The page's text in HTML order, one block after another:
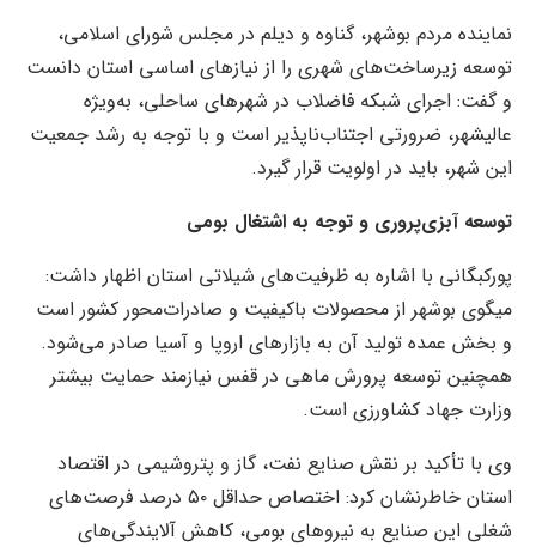
نماینده مردم بوشهر، گناوه و دیلم در مجلس شورای اسلامی،
توسعه زیرساخت‌های شهری را از نیازهای اساسی استان دانست
و گفت: اجرای شبکه فاضلاب در شهرهای ساحلی، به‌ویژه
عالیشهر، ضرورتی اجتناب‌ناپذیر است و با توجه به رشد جمعیت
این شهر، باید در اولویت قرار گیرد.
توسعه آبزی‌پروری و توجه به اشتغال بومی
پورکبگانی با اشاره به ظرفیت‌های شیلاتی استان اظهار داشت:
میگوی بوشهر از محصولات باکیفیت و صادرات‌محور کشور است
و بخش عمده تولید آن به بازارهای اروپا و آسیا صادر می‌شود.
همچنین توسعه پرورش ماهی در قفس نیازمند حمایت بیشتر
وزارت جهاد کشاورزی است.
وی با تأکید بر نقش صنایع نفت، گاز و پتروشیمی در اقتصاد
استان خاطرنشان کرد: اختصاص حداقل ۵۰ درصد فرصت‌های
شغلی این صنایع به نیروهای بومی، کاهش آلایندگی‌های